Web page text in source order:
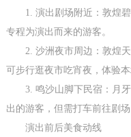
1. 演出剧场附近：敦煌
专程为演出而来的游客。
2. 沙洲夜市周边：敦煌
可步行逛夜市吃宵夜，体验本
3. 鸣沙山脚下民宿：月
出的游客，但需打车前往剧场
演出前后美食动线